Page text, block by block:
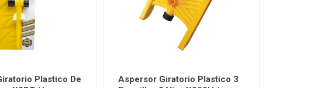
Plastico De
Aspersor Giratorio Plastico 3